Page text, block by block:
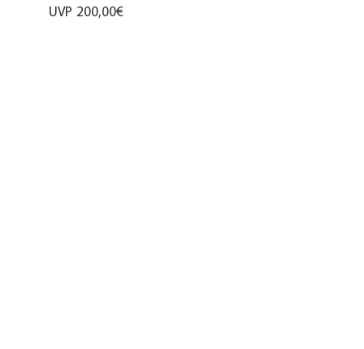
UVP 200,00€